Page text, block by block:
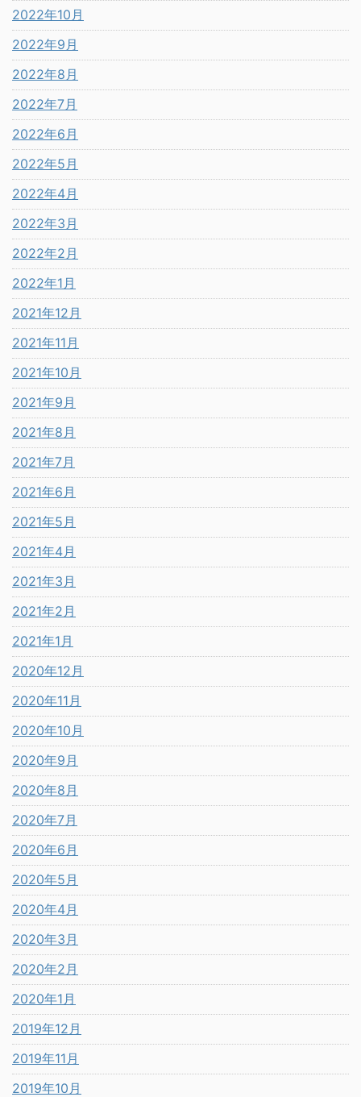
2022年10月
2022年9月
2022年8月
2022年7月
2022年6月
2022年5月
2022年4月
2022年3月
2022年2月
2022年1月
2021年12月
2021年11月
2021年10月
2021年9月
2021年8月
2021年7月
2021年6月
2021年5月
2021年4月
2021年3月
2021年2月
2021年1月
2020年12月
2020年11月
2020年10月
2020年9月
2020年8月
2020年7月
2020年6月
2020年5月
2020年4月
2020年3月
2020年2月
2020年1月
2019年12月
2019年11月
2019年10月